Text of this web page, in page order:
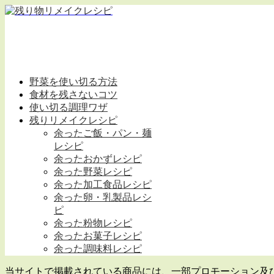
野菜を使い切る方法
食材を残さないコツ
使い切る調理ワザ
残りリメイクレシピ
余ったご飯・パン・麺
レシピ
余ったおかずレシピ
余った野菜レシピ
余った加工食品レシピ
余った卵・乳製品レシ
ピ
余った粉物レシピ
余ったお菓子レシピ
余った調味料レシピ
当サイトで掲載されている商品には、一部プロモーション及